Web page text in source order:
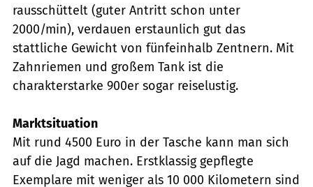
rausschüttelt (guter Antritt schon unter
2000/min), verdauen erstaunlich gut das
stattliche Gewicht von fünfeinhalb Zentnern. Mit
Zahnriemen und großem Tank ist die
charakterstarke 900er sogar reiselustig.
Marktsituation
Mit rund 4500 Euro in der Tasche kann man sich
auf die Jagd machen. Erstklassig gepflegte
Exemplare mit weniger als 10 000 Kilometern sind